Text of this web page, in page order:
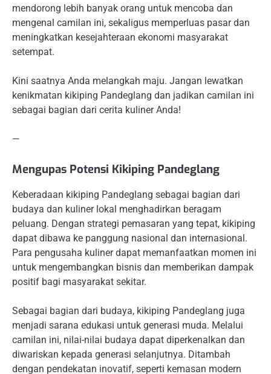
mendorong lebih banyak orang untuk mencoba dan
mengenal camilan ini, sekaligus memperluas pasar dan
meningkatkan kesejahteraan ekonomi masyarakat
setempat.
Kini saatnya Anda melangkah maju. Jangan lewatkan
kenikmatan kikiping Pandeglang dan jadikan camilan ini
sebagai bagian dari cerita kuliner Anda!
—
Mengupas Potensi Kikiping Pandeglang
Keberadaan kikiping Pandeglang sebagai bagian dari
budaya dan kuliner lokal menghadirkan beragam
peluang. Dengan strategi pemasaran yang tepat, kikiping
dapat dibawa ke panggung nasional dan internasional.
Para pengusaha kuliner dapat memanfaatkan momen ini
untuk mengembangkan bisnis dan memberikan dampak
positif bagi masyarakat sekitar.
Sebagai bagian dari budaya, kikiping Pandeglang juga
menjadi sarana edukasi untuk generasi muda. Melalui
camilan ini, nilai-nilai budaya dapat diperkenalkan dan
diwariskan kepada generasi selanjutnya. Ditambah
dengan pendekatan inovatif, seperti kemasan modern